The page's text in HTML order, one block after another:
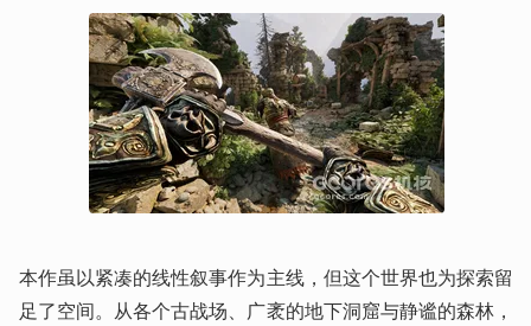
本作虽以紧凑的线性叙事作为主线，但这个世界也为探索留
足了空间。从各个古战场、广袤的地下洞窟与静谧的森林，